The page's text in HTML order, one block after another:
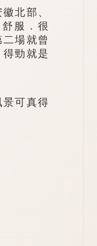
北部、
服．很
場就曾
勁就是
可真得